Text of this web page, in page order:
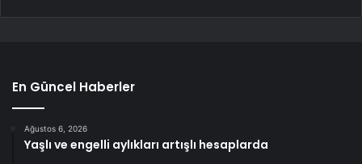
En Güncel Haberler
Ağustos 6, 2026
Yaşlı ve engelli aylıkları artışlı hesaplarda